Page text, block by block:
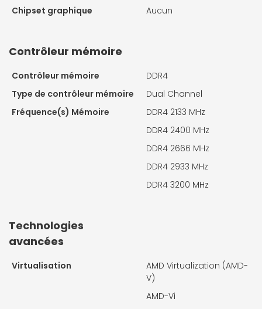
Chipset graphique
Aucun
Contrôleur mémoire
Contrôleur mémoire
DDR4
Type de contrôleur mémoire
Dual Channel
Fréquence(s) Mémoire
DDR4 2133 MHz
DDR4 2400 MHz
DDR4 2666 MHz
DDR4 2933 MHz
DDR4 3200 MHz
Technologies
avancées
Virtualisation
AMD Virtualization (AMD-
V)
AMD-Vi